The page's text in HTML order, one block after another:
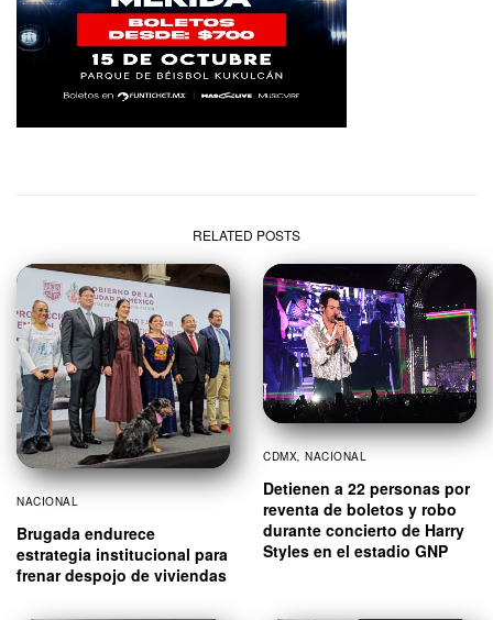
RELATED POSTS
NACIONAL
Brugada endurece
estrategia institucional para
frenar despojo de viviendas
CDMX NACIONAL
Detienen a 22 personas por
reventa de boletos y robo
durante concierto de Harry
Styles en el estadio GNP